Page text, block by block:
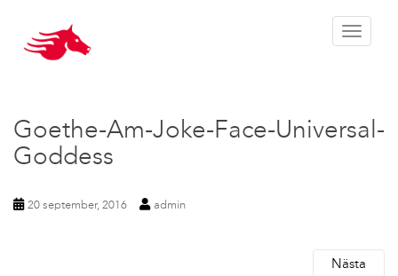
Toggle
Goethe-Am-Joke-Face-Universal-
Goddess
20 september, 2016 admin
Nästa